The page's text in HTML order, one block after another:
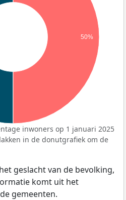
50%
inwoners op 1 januari 2025
in de donutgrafiek om de
geslacht van de bevolking,
komt uit het
gemeenten.